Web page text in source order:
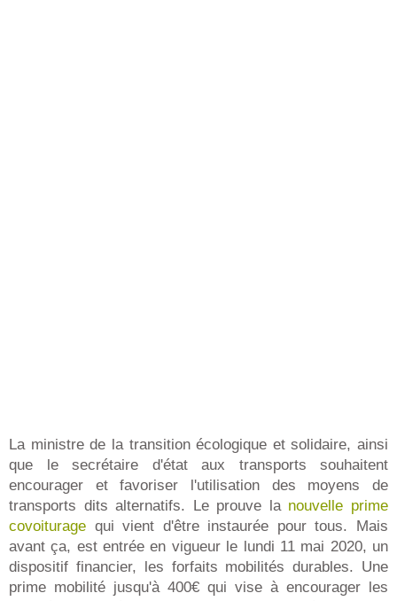
La ministre de la transition écologique et solidaire, ainsi
que le secrétaire d'état aux transports souhaitent
encourager et favoriser l'utilisation des moyens de
transports dits alternatifs. Le prouve la nouvelle prime
covoiturage qui vient d'être instaurée pour tous. Mais
avant ça, est entrée en vigueur le lundi 11 mai 2020, un
dispositif financier, les forfaits mobilités durables. Une
prime mobilité jusqu'à 400€ qui vise à encourager les